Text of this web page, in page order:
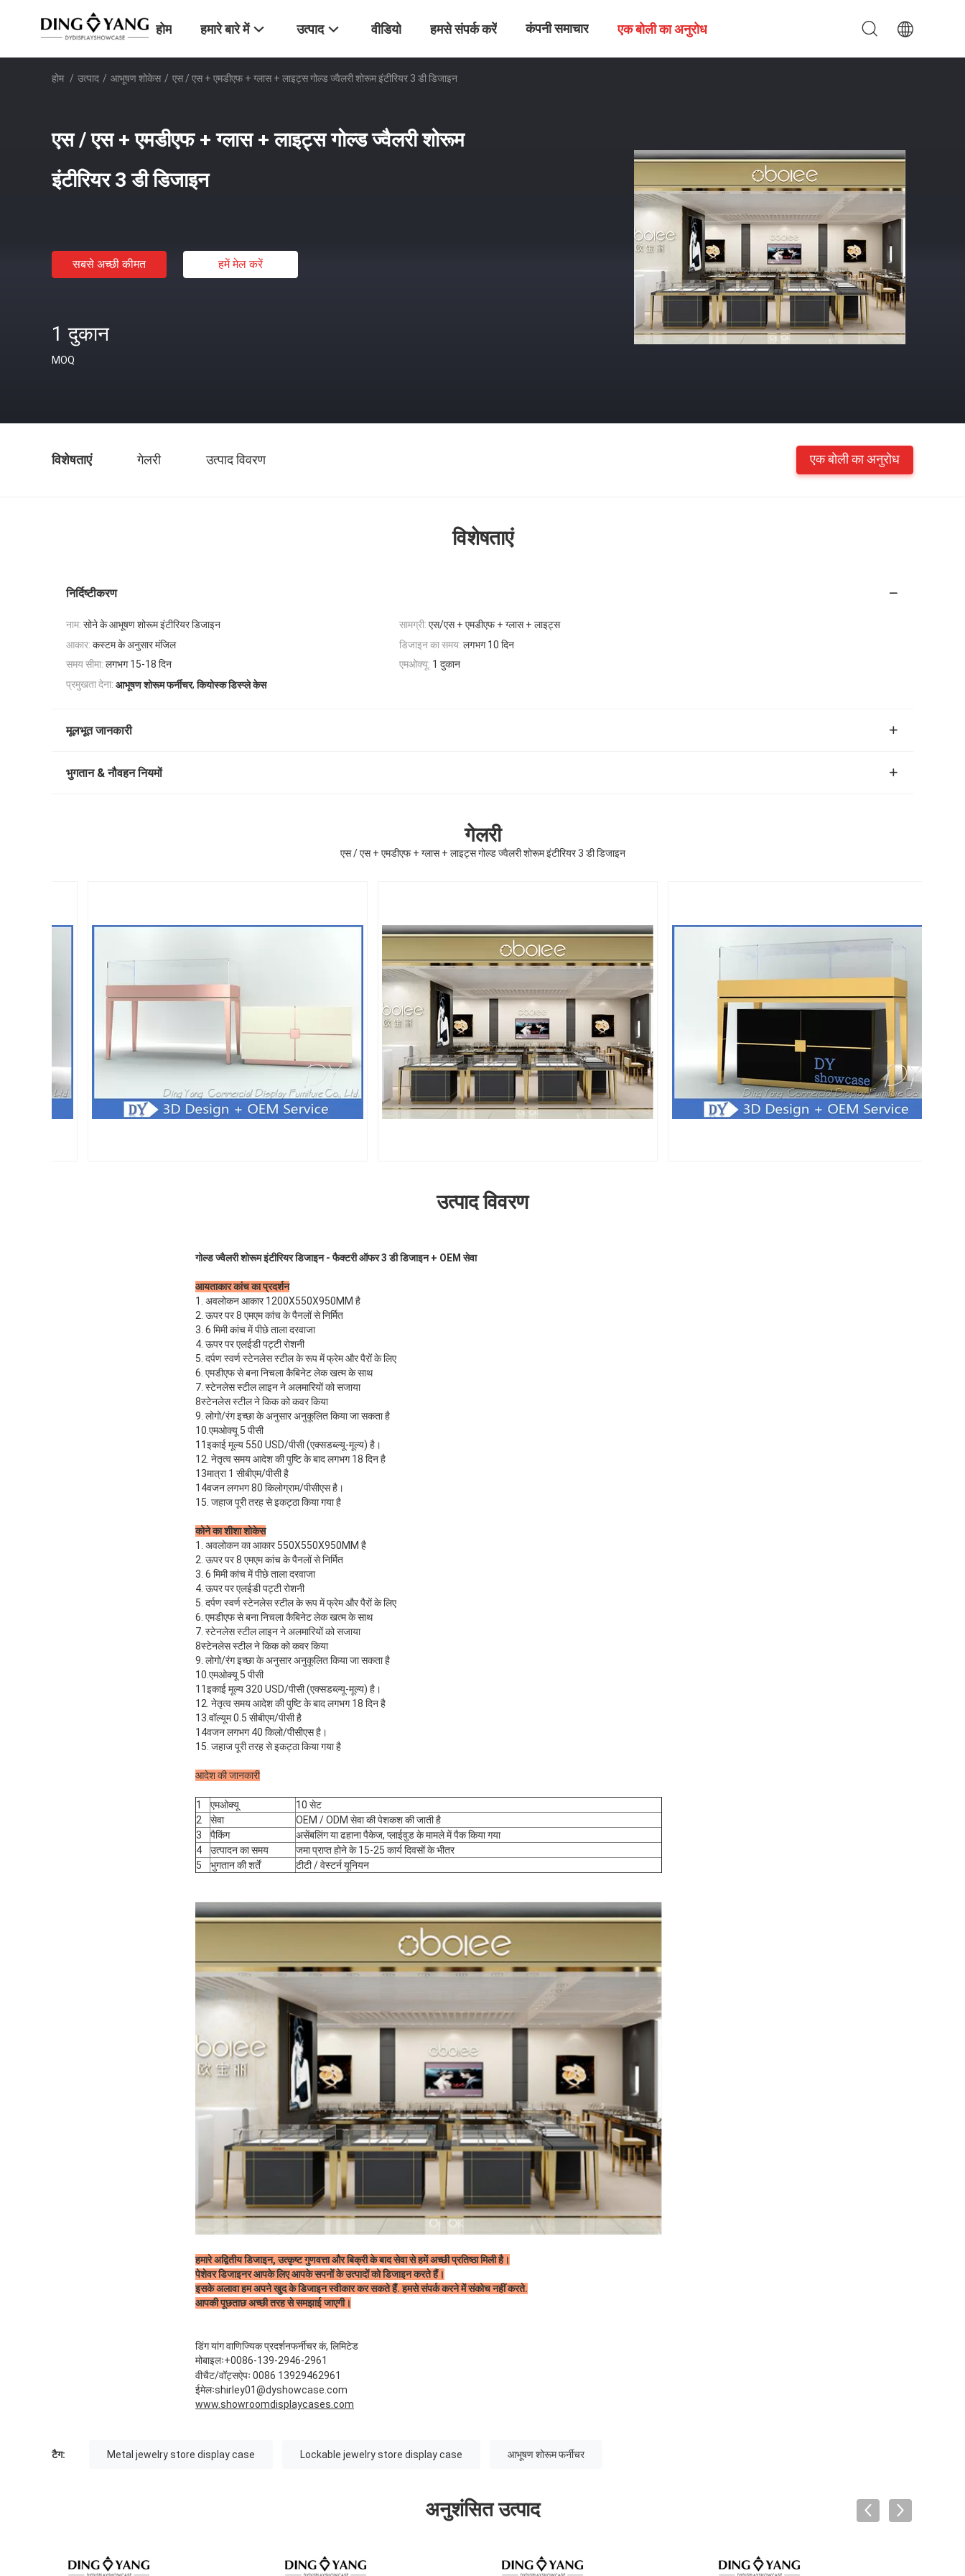
होम हमारे बारे में उत्पाद वीडियो हमसे संपर्क करें कंपनी समाचार एक बोली का अनुरोध
होम / उत्पाद / आभूषण शोकेस / एस / एस + एमडीएफ + ग्लास + लाइट्स गोल्ड ज्वैलरी शोरूम इंटीरियर 3 डी डिजाइन
एस / एस + एमडीएफ + ग्लास + लाइट्स गोल्ड ज्वैलरी शोरूम
इंटीरियर 3 डी डिजाइन
सबसे अच्छी कीमत हमें मेल करें
1 दुकान
MOQ
विशेषताएं गेलरी उत्पाद विवरण एक बोली का अनुरोध
विशेषताएं
निर्दिष्टीकरण
नाम: सोने के आभूषण शोरूम इंटीरियर डिजाइन सामग्री: एस/एस + एमडीएफ + ग्लास + लाइट्स
आकार: कस्टम के अनुसार मंजिल डिजाइन का समय: लगभग 10 दिन
समय सीमा: लगभग 15-18 दिन एमओक्यू: 1 दुकान
प्रमुखता देना: आभूषण शोरूम फर्नीचर,कियोस्क डिस्प्ले केस
मूलभूत जानकारी
भुगतान & नौवहन नियमों
गेलरी
एस / एस + एमडीएफ + ग्लास + लाइट्स गोल्ड ज्वैलरी शोरूम इंटीरियर 3 डी डिजाइन
उत्पाद विवरण
गोल्ड ज्वैलरी शोरूम इंटीरियर डिजाइन - फैक्टरी ऑफर 3 डी डिजाइन + OEM सेवा
आयताकार कांच का प्रदर्शन
1. अवलोकन आकार 1200X550X950MM है
2. ऊपर पर 8 एमएम कांच के पैनलों से निर्मित
3. 6 मिमी कांच में पीछे ताला दरवाजा
4. ऊपर पर एलईडी पट्टी रोशनी
5. दर्पण स्वर्ण स्टेनलेस स्टील के रूप में फ्रेम और पैरों के लिए
6. एमडीएफ से बना निचला कैबिनेट लेक खत्म के साथ
7. स्टेनलेस स्टील लाइन ने अलमारियों को सजाया
8स्टेनलेस स्टील ने किक को कवर किया
9. लोगो/रंग इच्छा के अनुसार अनुकूलित किया जा सकता है
10.एमओक्यू 5 पीसी
11इकाई मूल्य 550 USD/पीसी (एक्सडब्ल्यू-मूल्य) है।
12. नेतृत्व समय आदेश की पुष्टि के बाद लगभग 18 दिन है
13मात्रा 1 सीबीएम/पीसी है
14वजन लगभग 80 किलोग्राम/पीसीएस है।
15. जहाज पूरी तरह से इकट्ठा किया गया है
कोने का शीशा शोकेस
1. अवलोकन का आकार 550X550X950MM है
2. ऊपर पर 8 एमएम कांच के पैनलों से निर्मित
3. 6 मिमी कांच में पीछे ताला दरवाजा
4. ऊपर पर एलईडी पट्टी रोशनी
5. दर्पण स्वर्ण स्टेनलेस स्टील के रूप में फ्रेम और पैरों के लिए
6. एमडीएफ से बना निचला कैबिनेट लेक खत्म के साथ
7. स्टेनलेस स्टील लाइन ने अलमारियों को सजाया
8स्टेनलेस स्टील ने किक को कवर किया
9. लोगो/रंग इच्छा के अनुसार अनुकूलित किया जा सकता है
10.एमओक्यू 5 पीसी
11इकाई मूल्य 320 USD/पीसी (एक्सडब्ल्यू-मूल्य) है।
12. नेतृत्व समय आदेश की पुष्टि के बाद लगभग 18 दिन है
13.वॉल्यूम 0.5 सीबीएम/पीसी है
14वजन लगभग 40 किलो/पीसीएस है।
15. जहाज पूरी तरह से इकट्ठा किया गया है
आदेश की जानकारी
1 एमओक्यू
10 सेट
2
सेवा
OEM / ODM सेवा की पेशकश की जाती है
3
पैकिंग
असेंबलिंग या ढहाना पैकेज, प्लाईवुड के मामले में पैक किया गया
4
उत्पादन का समय
जमा प्राप्त होने के 15-25 कार्य दिवसों के भीतर
5
भुगतान की शर्तें टीटी / वेस्टर्न यूनियन
हमारे अद्वितीय डिजाइन, उत्कृष्ट गुणवत्ता और बिक्री के बाद सेवा से हमें अच्छी प्रतिष्ठा मिली है।
पेशेवर डिजाइनर आपके लिए आपके सपनों के उत्पादों को डिजाइन करते हैं।
इसके अलावा हम अपने खुद के डिजाइन स्वीकार कर सकते हैं. हमसे संपर्क करने में संकोच नहीं करते.
आपकी पूछताछ अच्छी तरह से समझाई जाएगी।
डिंग यांग वाणिज्यिक प्रदर्शनफर्नीचर कं, लिमिटेड
मोबाइलः+0086-139-2946-2961
वीचैट/वॉट्सऐपः 0086 13929462961
ईमेलःshirley01@dyshowcase.com
www.showroomdisplaycases.com
टैग: Metal jewelry store display case Lockable jewelry store display case आभूषण शोरूम फर्नीचर
अनुशंसित उत्पाद